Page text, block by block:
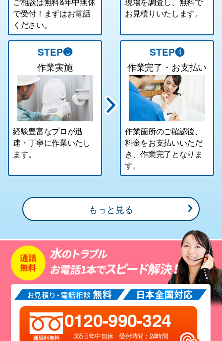
で受付！まずはお電話
ください。
お見積りいたします。
STEP❸
作業実施
経験豊富なプロが迅
速・丁寧に作業いたし
ます。
STEP❹
作業完了・お支払い
作業箇所のご確認後、
料金をお支払いいただ
き、作業完了となりま
す。
もっと見る
0120-990-324
365日年中無休 受付時間：24時間